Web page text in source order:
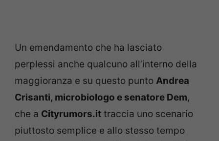
Un emendamento che ha lasciato
perplessi anche qualcuno all’interno della
maggioranza e su questo punto Andrea
Crisanti, microbiologo e senatore Dem,
che a Cityrumors.it traccia uno scenario
piuttosto semplice e allo stesso tempo